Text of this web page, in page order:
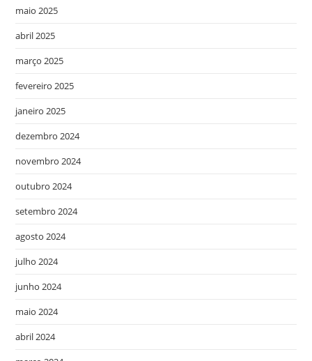
maio 2025
abril 2025
março 2025
fevereiro 2025
janeiro 2025
dezembro 2024
novembro 2024
outubro 2024
setembro 2024
agosto 2024
julho 2024
junho 2024
maio 2024
abril 2024